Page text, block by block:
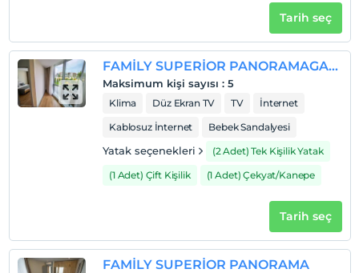
Tarih seç
FAMİLY SUPERİOR PANORAMAGARDEN
Maksimum kişi sayısı : 5
Klima Düz Ekran TV TV
İnternet
Kablosuz İnternet
Bebek Sandalyesi
Yatak seçenekleri
(2 Adet) Tek Kişilik Yatak
(1 Adet) Çift Kişilik
(1 Adet) Çekyat/Kanepe
Tarih seç
FAMİLY SUPERİOR PANORAMA